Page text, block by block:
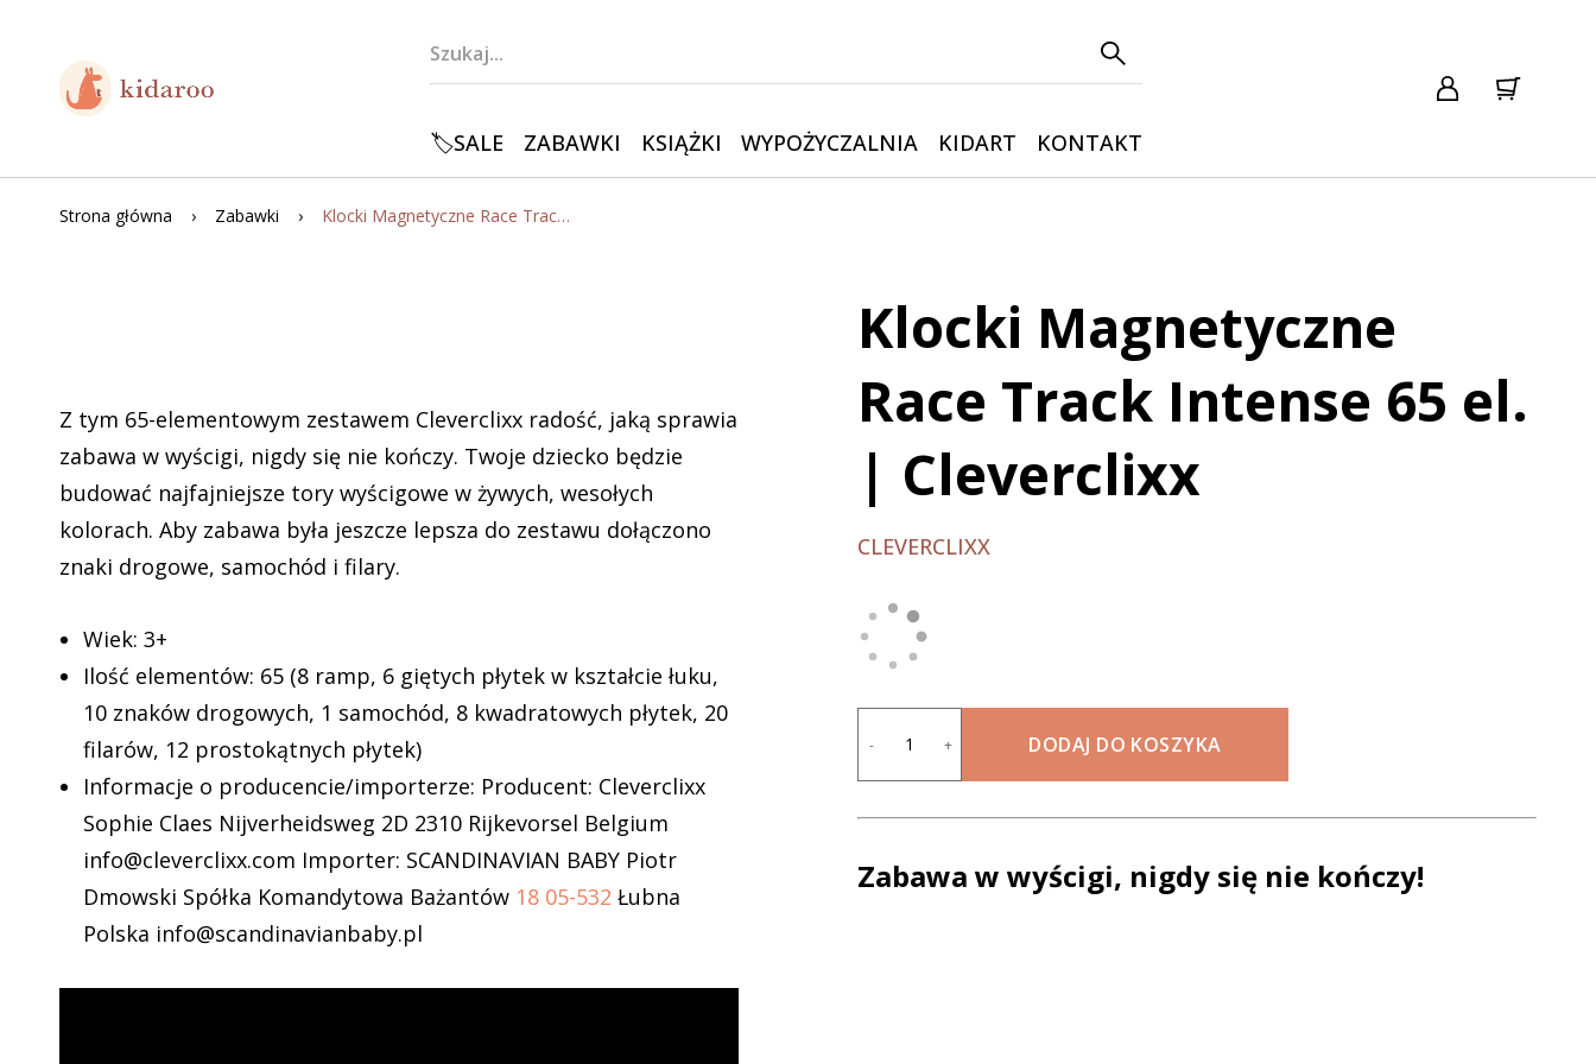
🏷️SALE ZABAWKI KSIĄŻKI WYPOŻYCZALNIA KIDART KONTAKT
Strona główna Zabawki Klocki Magnetyczne Race Track Intense 65 el. | Cleverclixx
Klocki Magnetyczne
Race Track Intense 65 el.
| Cleverclixx
CLEVERCLIXX
- + DODAJ DO KOSZYKA
Zabawa w wyścigi, nigdy się nie kończy!
Z tym 65-elementowym zestawem Cleverclixx radość, jaką sprawia
zabawa w wyścigi, nigdy się nie kończy. Twoje dziecko będzie
budować najfajniejsze tory wyścigowe w żywych, wesołych
kolorach. Aby zabawa była jeszcze lepsza do zestawu dołączono
znaki drogowe, samochód i filary.
Wiek: 3+
Ilość elementów: 65 (8 ramp, 6 giętych płytek w kształcie łuku,
10 znaków drogowych, 1 samochód, 8 kwadratowych płytek, 20
filarów, 12 prostokątnych płytek)
Informacje o producencie/importerze: Producent: Cleverclixx
Sophie Claes Nijverheidsweg 2D 2310 Rijkevorsel Belgium
info@cleverclixx.com Importer: SCANDINAVIAN BABY Piotr
Dmowski Spółka Komandytowa Bażantów 18 05-532 Łubna
Polska info@scandinavianbaby.pl